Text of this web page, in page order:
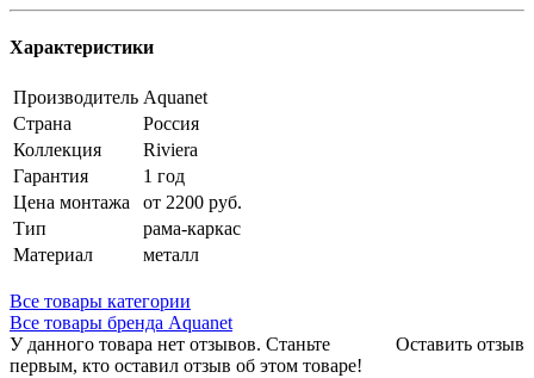
Характеристики
Производитель Aquanet
Страна
Россия
Коллекция
Riviera
Гарантия
1 год
Цена монтажа
от 2200 руб.
Тип
рама-каркас
Материал
металл
Все товары категории
Все товары бренда Aquanet
Оставить отзыв
У данного товара нет отзывов. Станьте
первым, кто оставил отзыв об этом товаре!